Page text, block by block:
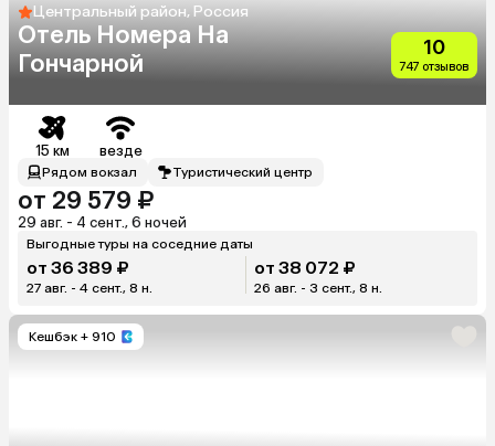
Центральный район, Россия
Отель Номера На
Гончарной
10
747 отзывов
15 км везде
Рядом вокзал Туристический центр
от 29 579 ₽
29 авг. - 4 сент., 6 ночей
Выгодные туры на соседние даты
от 36 389 ₽
27 авг. - 4 сент., 8 н.
от 38 072 ₽
26 авг. - 3 сент., 8 н.
Кешбэк + 910